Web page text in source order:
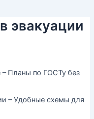
эвакуации
– Планы по ГОСТу без
– Удобные схемы для